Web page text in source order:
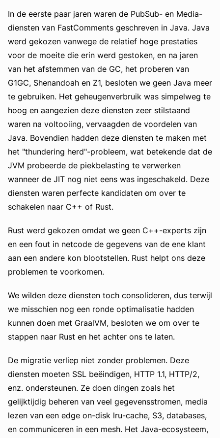
In de eerste paar jaren waren de PubSub- en Media-
diensten van FastComments geschreven in Java. Java
werd gekozen vanwege de relatief hoge prestaties
voor de moeite die erin werd gestoken, en na jaren
van het afstemmen van de GC, het proberen van
G1GC, Shenandoah en Z1, besloten we geen Java meer
te gebruiken. Het geheugenverbruik was simpelweg te
hoog en aangezien deze diensten zeer stilstaand
waren na voltooiing, vervaagden de voordelen van
Java. Bovendien hadden deze diensten te maken met
het "thundering herd"-probleem, wat betekende dat de
JVM probeerde de piekbelasting te verwerken
wanneer de JIT nog niet eens was ingeschakeld. Deze
diensten waren perfecte kandidaten om over te
schakelen naar C++ of Rust.
Rust werd gekozen omdat we geen C++-experts zijn
en een fout in netcode de gegevens van de ene klant
aan een andere kon blootstellen. Rust helpt ons deze
problemen te voorkomen.
We wilden deze diensten toch consolideren, dus terwijl
we misschien nog een ronde optimalisatie hadden
kunnen doen met GraalVM, besloten we om over te
stappen naar Rust en het achter ons te laten.
De migratie verliep niet zonder problemen. Deze
diensten moeten SSL beëindigen, HTTP 1.1, HTTP/2,
enz. ondersteunen. Ze doen dingen zoals het
gelijktijdig beheren van veel gegevensstromen, media
lezen van een edge on-disk lru-cache, S3, databases,
en communiceren in een mesh. Het Java-ecosysteem,